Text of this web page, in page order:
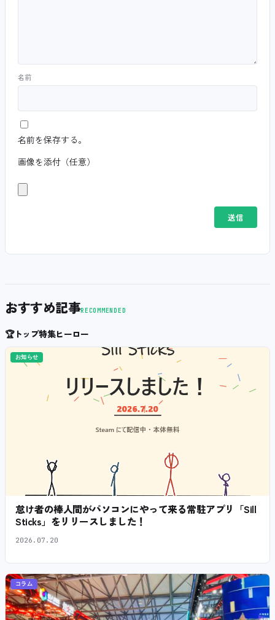
名前
名前を保存する。
画像を添付（任意）
おすすめ記事RECOMMENDED
🏆トップ特集ヒーロー
お知らせ
怠け者の棒人間がパソコンにやって来る常駐アプリ「Sill
Sticks」をリリースしました！
2026.07.20
コラム